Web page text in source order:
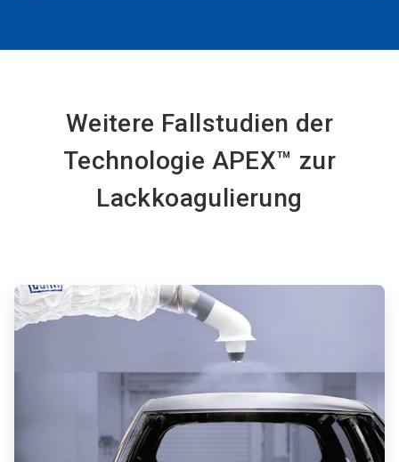
Weitere Fallstudien der
Technologie APEX™ zur
Lackkoagulierung
ArticleTile
1
von